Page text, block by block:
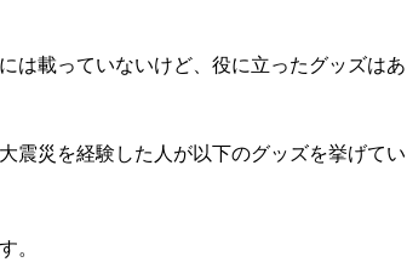
載っていないけど、役に立ったグッズは
震災を経験した人が以下のグッズを挙げてい
。